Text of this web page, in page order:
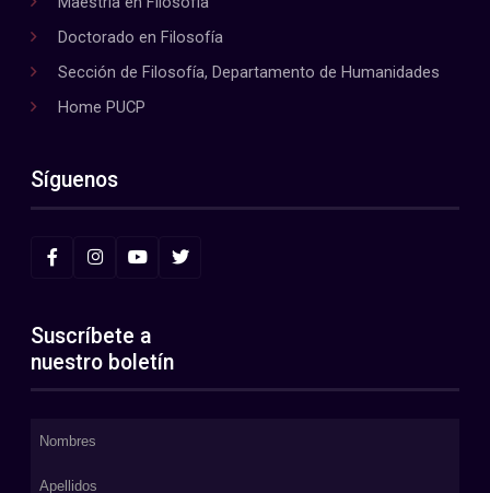
Doctorado en Filosofía
Sección de Filosofía, Departamento de Humanidades
Home PUCP
Síguenos
Suscríbete a
nuestro boletín